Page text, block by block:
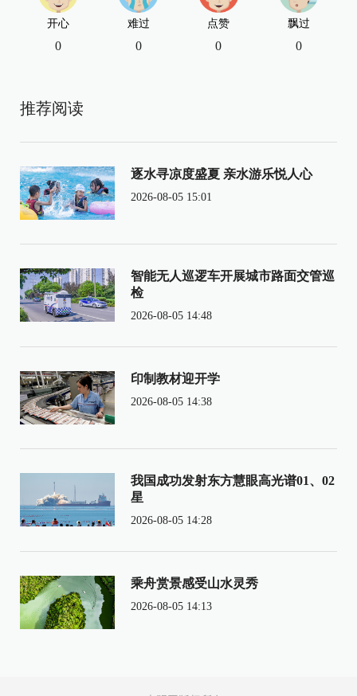
开心
0
难过
0
点赞
0
飘过
0
推荐阅读
逐水寻凉度盛夏 亲水游乐悦人心
2026-08-05 15:01
智能无人巡逻车开展城市路面交管巡
检
2026-08-05 14:48
印制教材迎开学
2026-08-05 14:38
我国成功发射东方慧眼高光谱01、02
星
2026-08-05 14:28
乘舟赏景感受山水灵秀
2026-08-05 14:13